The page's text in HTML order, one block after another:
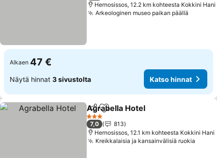
Hernosissos, 12.2 km kohteesta Kokkini Hani
Arkeologinen museo paikan päällä
Alkaen 47 €
Näytä hinnat 3 sivustolta Katso hinnat
Jaa Lisää suosikkeihin
Agrabella Hotel
3 Tähtiluokitus
7,0
813
Hernosissos, 12.1 km kohteesta Kokkini Hani
Kreikkalaisia ja kansainvälisiä ruokia